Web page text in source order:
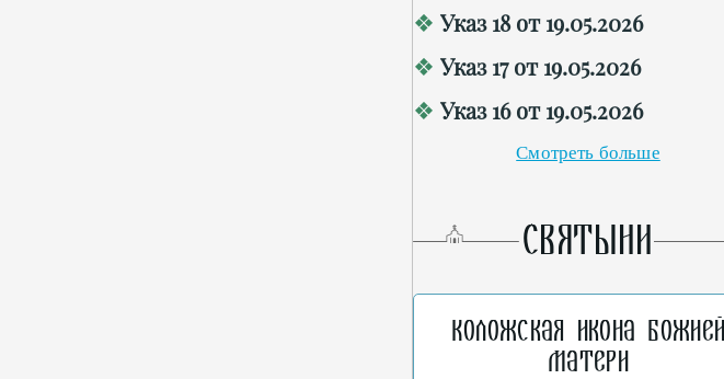
Указ 18 от 19.05.2026
Указ 17 от 19.05.2026
Указ 16 от 19.05.2026
Смотреть больше
СВЯТЫНИ
Коложская икона
Матери